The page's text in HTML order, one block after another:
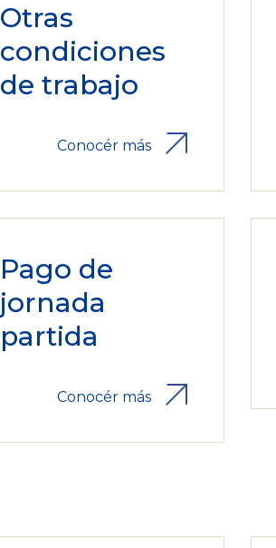
Otras
condiciones
de trabajo
Conocér más
Pago de
jornada
partida
Conocér más